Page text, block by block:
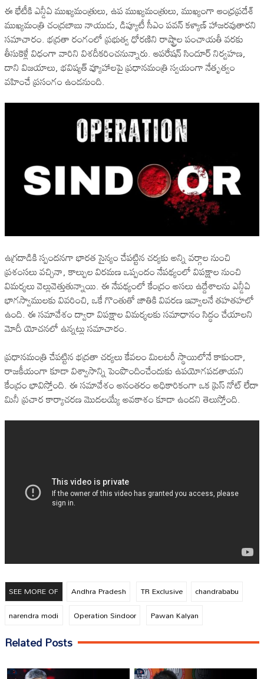
ఈ భేటీకి ఎన్డీఏ ముఖ్యమంత్రులు, ఉప ముఖ్యమంత్రులు, ముఖ్యంగా ఆంధ్రప్రదేశ్
ముఖ్యమంత్రి చంద్రబాబు నాయుడు, డిప్యూటీ సీఎం పవన్ కళ్యాణ్ హాజరవుతారని
సమాచారం. భద్రతా రంగంలో ప్రభుత్వ ధోరణిని రాష్ట్రాల పంచాయతీ వరకు
తీసుకెళ్లే విధంగా వారిని విశదీకరించనున్నారు. ఆపరేషన్ సిందూర్ నిర్వహణ,
దాని విజయాలు, భవిష్యత్ వ్యూహాలపై ప్రధానమంత్రి స్వయంగా నేతృత్వం
వహించే ప్రసంగం ఉండనుంది.
ఉగ్రదాడికి స్పందనగా భారత సైన్యం చేపట్టిన చర్యకు అన్ని వర్గాల నుంచి
ప్రశంసలు వచ్చినా, కాల్పుల విరమణ ఒప్పందం నేపథ్యంలో విపక్షాల నుంచి
విమర్శలు వెల్లువెత్తుతున్నాయి. ఈ నేపథ్యంలో కేంద్రం అసలు ఉద్దేశాలను ఎన్డీఏ
భాగస్వాములకు వివరించి, ఒకే గొంతుతో జాతికి వివరణ ఇవ్వాలనే తహతహలో
ఉంది. ఈ సమావేశం ద్వారా విపక్షాల విమర్శలకు సమాధానం సిద్ధం చేయాలని
మోదీ యోచనలో ఉన్నట్లు సమాచారం.
ప్రధానమంత్రి చేపట్టిన భద్రతా చర్యలు కేవలం మిలటరీ స్థాయిలోనే కాకుండా,
రాజకీయంగా కూడా విశ్వాసాన్ని పెంపొందించేందుకు ఉపయోగపడతాయని
కేంద్రం భావిస్తోంది. ఈ సమావేశం అనంతరం అధికారికంగా ఒక ప్రెస్ నోట్ లేదా
మినీ ప్రచార కార్యాచరణ మొదలయ్యే అవకాశం కూడా ఉందని తెలుస్తోంది.
SEE MORE OF Andhra Pradesh TR Exclusive
chandrababu
narendra modi
Operation Sindoor Pawan Kalyan
Related Posts